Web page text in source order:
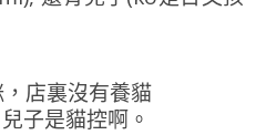
店裏沒有養貓
子是貓控啊。